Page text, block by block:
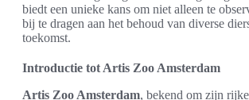
biedt een unieke kans om niet alleen te
bij te dragen aan het behoud van diverse
toekomst.
Introductie tot Artis Zoo Amsterdam
Artis Zoo Amsterdam, bekend om zijn